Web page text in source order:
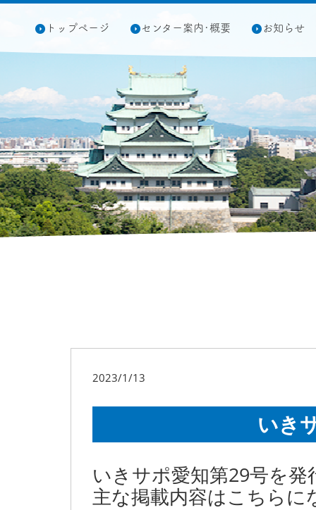
トップページ センター案内･概要 お知らせ
2023/1/13
いき
いきサポ愛知第29号を
主な掲載内容はこちらに